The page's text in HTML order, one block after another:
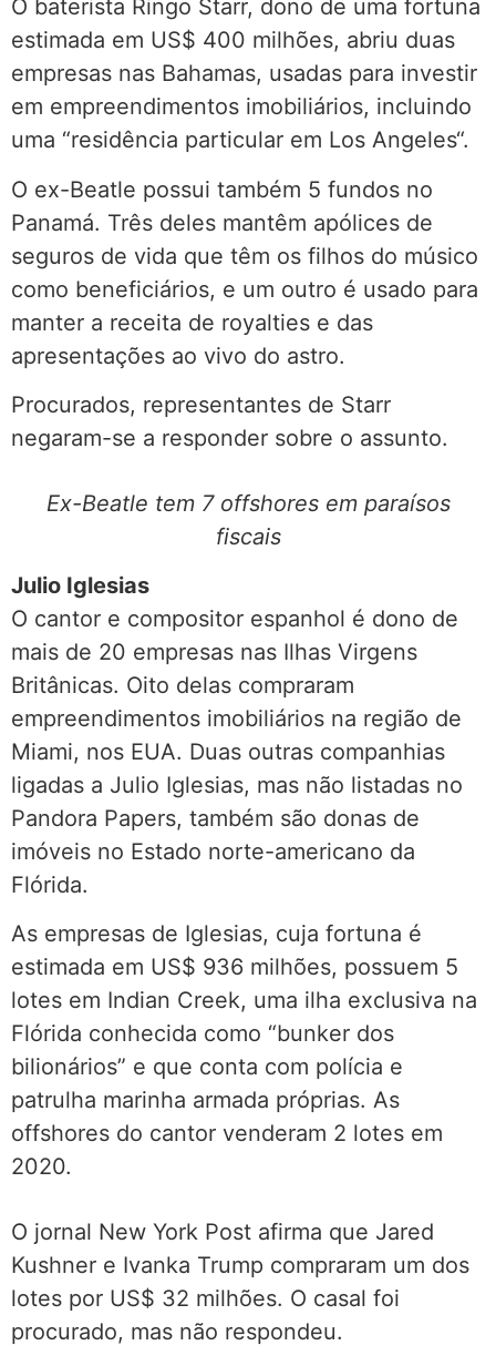
O baterista Ringo Starr, dono de uma fortuna
estimada em US$ 400 milhões, abriu duas
empresas nas Bahamas, usadas para investir
em empreendimentos imobiliários, incluindo
uma “residência particular em Los Angeles“.
O ex-Beatle possui também 5 fundos no
Panamá. Três deles mantêm apólices de
seguros de vida que têm os filhos do músico
como beneficiários, e um outro é usado para
manter a receita de royalties e das
apresentações ao vivo do astro.
Procurados, representantes de Starr
negaram-se a responder sobre o assunto.
Ex-Beatle tem 7 offshores em paraísos
fiscais
Julio Iglesias
O cantor e compositor espanhol é dono de
mais de 20 empresas nas Ilhas Virgens
Britânicas. Oito delas compraram
empreendimentos imobiliários na região de
Miami, nos EUA. Duas outras companhias
ligadas a Julio Iglesias, mas não listadas no
Pandora Papers, também são donas de
imóveis no Estado norte-americano da
Flórida.
As empresas de Iglesias, cuja fortuna é
estimada em US$ 936 milhões, possuem 5
lotes em Indian Creek, uma ilha exclusiva na
Flórida conhecida como “bunker dos
bilionários” e que conta com polícia e
patrulha marinha armada próprias. As
offshores do cantor venderam 2 lotes em
2020.
O jornal New York Post afirma que Jared
Kushner e Ivanka Trump compraram um dos
lotes por US$ 32 milhões. O casal foi
procurado, mas não respondeu.